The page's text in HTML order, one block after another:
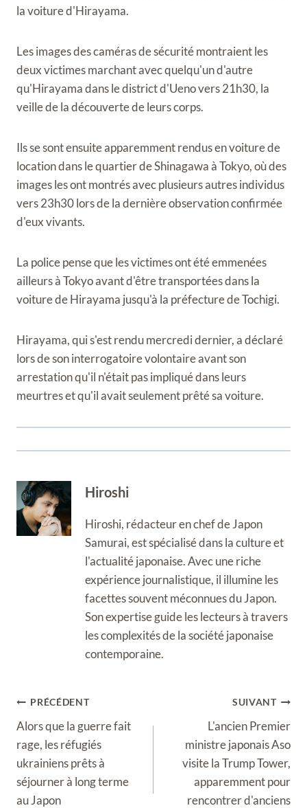
la voiture d'Hirayama.
Les images des caméras de sécurité montraient les
deux victimes marchant avec quelqu'un d'autre
qu'Hirayama dans le district d'Ueno vers 21h30, la
veille de la découverte de leurs corps.
Ils se sont ensuite apparemment rendus en voiture de
location dans le quartier de Shinagawa à Tokyo, où des
images les ont montrés avec plusieurs autres individus
vers 23h30 lors de la dernière observation confirmée
d'eux vivants.
La police pense que les victimes ont été emmenées
ailleurs à Tokyo avant d'être transportées dans la
voiture de Hirayama jusqu'à la préfecture de Tochigi.
Hirayama, qui s'est rendu mercredi dernier, a déclaré
lors de son interrogatoire volontaire avant son
arrestation qu'il n'était pas impliqué dans leurs
meurtres et qu'il avait seulement prêté sa voiture.
Hiroshi
Hiroshi, rédacteur en chef de Japon
Samurai, est spécialisé dans la culture et
l'actualité japonaise. Avec une riche
expérience journalistique, il illumine les
facettes souvent méconnues du Japon.
Son expertise guide les lecteurs à travers
les complexités de la société japonaise
contemporaine.
Navigation
de
l’article
PRÉCÉDENT
Alors que la guerre fait
rage, les réfugiés
ukrainiens prêts à
séjourner à long terme
au Japon
SUIVANT
L'ancien Premier
ministre japonais Aso
visite la Trump Tower,
apparemment pour
rencontrer d'anciens